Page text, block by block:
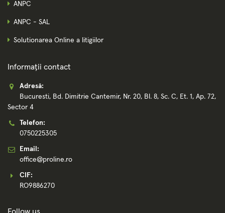
ANPC
ANPC - SAL
Solutionarea Online a litigiilor
Informații contact
Adresă:
Bucuresti, Bd. Dimitrie Cantemir, Nr. 20, Bl. 8, Sc. C, Et. 1, Ap. 72,
Sector 4
Telefon:
0750225305
Email:
office@proline.ro
CIF:
RO9886270
Follow us